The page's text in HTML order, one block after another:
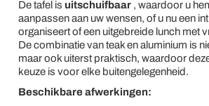
De tafel is uitschuifbaar, waardoor u
aanpassen aan uw wensen, of u nu een
organiseert of een uitgebreide lunch met
De combinatie van teak en aluminium is
maar ook uiterst praktisch, waardoor
keuze is voor elke buitengelegenheid.
Beschikbare afwerkingen: